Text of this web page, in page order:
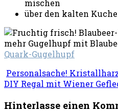
mischen
über den kalten
mehr Gugelhupf mit
Quark-Gugelhupf
Personalsache!
DIY Regal mit Wiener
Hinterlasse einen